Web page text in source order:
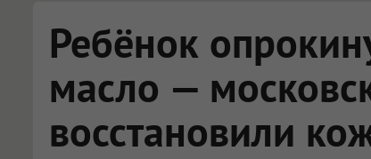
Ребёнок
масло —
восстановили